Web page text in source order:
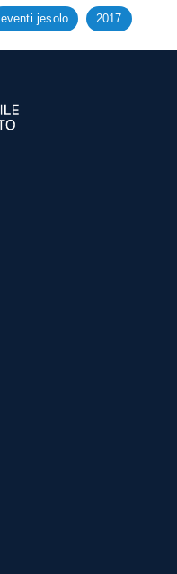
eventi jesolo 2017